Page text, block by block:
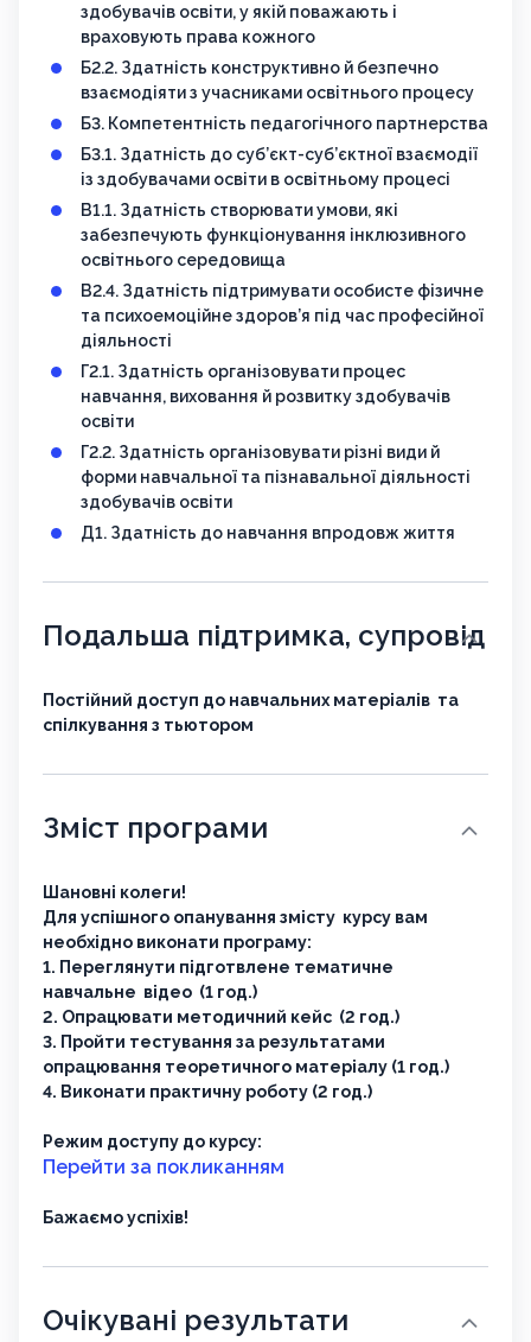
здобувачів освіти, у якій поважають і
враховують права кожного
Б2.2. Здатність конструктивно й безпечно
взаємодіяти з учасниками освітнього процесу
Б3. Компетентність педагогічного партнерства
Б3.1. Здатність до суб’єкт-суб’єктної взаємодії
із здобувачами освіти в освітньому процесі
В1.1. Здатність створювати умови, які
забезпечують функціонування інклюзивного
освітнього середовища
В2.4. Здатність підтримувати особисте фізичне
та психоемоційне здоров’я під час професійної
діяльності
Г2.1. Здатність організовувати процес
навчання, виховання й розвитку здобувачів
освіти
Г2.2. Здатність організовувати різні види й
форми навчальної та пізнавальної діяльності
здобувачів освіти
Д1. Здатність до навчання впродовж життя
Подальша підтримка, супровід
Постійний доступ до навчальних матеріалів та
спілкування з тьютором
Зміст програми
Шановні колеги!
Для успішного опанування змісту курсу вам
необхідно виконати програму:
1. Переглянути підготвлене тематичне
навчальне відео (1 год.)
2. Опрацювати методичний кейс (2 год.)
3. Пройти тестування за результатами
опрацювання теоретичного матеріалу (1 год.)
4. Виконати практичну роботу (2 год.)
Режим доступу до курсу:
Перейти за покликанням
Бажаємо успіхів!
Очікувані результати